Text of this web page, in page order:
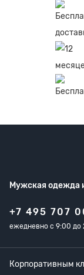
Мужская одежда
+7 495 707
ежедневно с 9:00 до
Корпоративным